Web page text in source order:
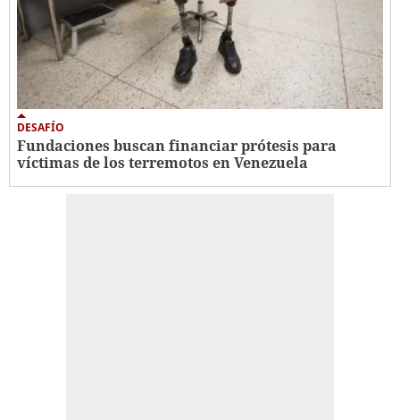
DESAFÍO
Fundaciones buscan financiar prótesis para
víctimas de los terremotos en Venezuela